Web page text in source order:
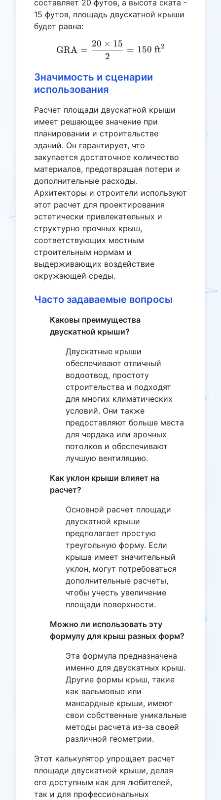
составляет 20 футов, а высота ската -
15 футов, площадь двускатной крыши
будет равна:
\text{GRA} = \frac{20
GRA =
2
20 × 15
= 150 ft2
Значимость и сценарии
использования
Расчет площади двускатной крыши
имеет решающее значение при
планировании и строительстве
зданий. Он гарантирует, что
закупается достаточное количество
материалов, предотвращая потери и
дополнительные расходы.
Архитекторы и строители используют
этот расчет для проектирования
эстетически привлекательных и
структурно прочных крыш,
соответствующих местным
строительным нормам и
выдерживающих воздействие
окружающей среды.
Часто задаваемые вопросы
Каковы преимущества
двускатной крыши?
Двускатные крыши
обеспечивают отличный
водоотвод, простоту
строительства и подходят
для многих климатических
условий. Они также
предоставляют больше места
для чердака или арочных
потолков и обеспечивают
лучшую вентиляцию.
Как уклон крыши влияет на
расчет?
Основной расчет площади
двускатной крыши
предполагает простую
треугольную форму. Если
крыша имеет значительный
уклон, могут потребоваться
дополнительные расчеты,
чтобы учесть увеличение
площади поверхности.
Можно ли использовать эту
формулу для крыш разных форм?
Эта формула предназначена
именно для двускатных крыш.
Другие формы крыш, такие
как вальмовые или
мансардные крыши, имеют
свои собственные уникальные
методы расчета из-за своей
различной геометрии.
Этот калькулятор упрощает расчет
площади двускатной крыши, делая
его доступным как для любителей,
так и для профессиональных